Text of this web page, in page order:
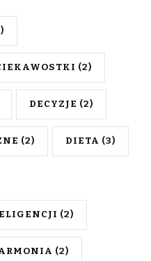
(2)
DECYZJE (2)
(2) DIETA (3)
(2)
(2)